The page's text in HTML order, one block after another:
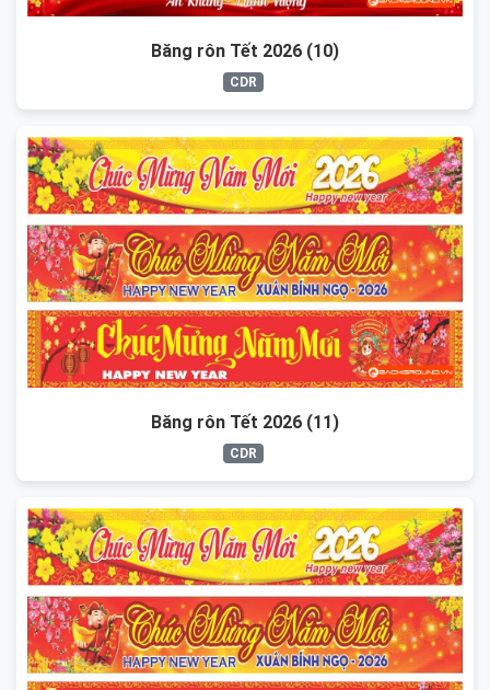
Băng rôn Tết 2026 (10)
CDR
Băng rôn Tết 2026 (11)
CDR